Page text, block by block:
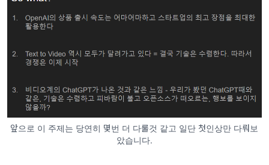
앞으로 이 주제는 당연히 몇번 더 다룰것 같고 일단 첫인상만 다뤄보
았습니다.